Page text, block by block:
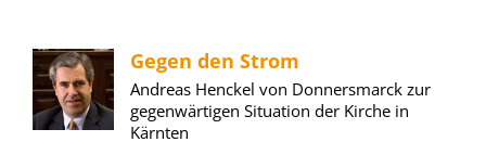
Gegen den Strom
Andreas Henckel von Donnersmarck zur
gegenwärtigen Situation der Kirche in
Kärnten